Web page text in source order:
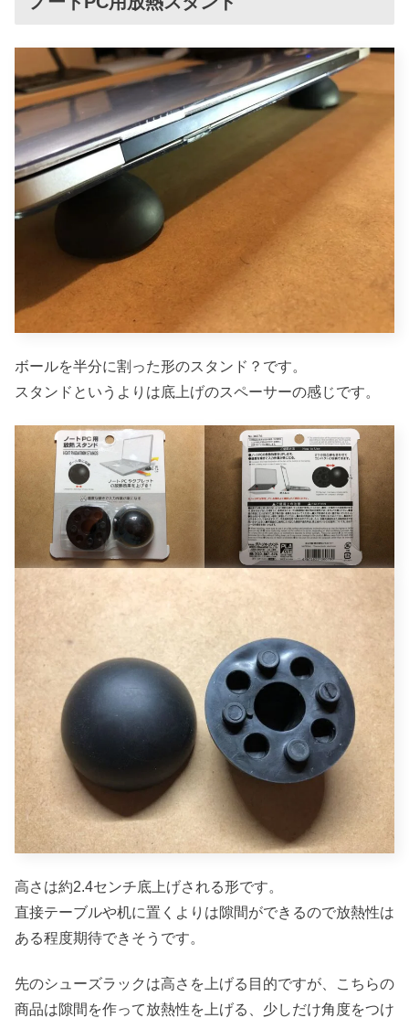
ボールを半分に割った形のスタンド？です。
スタンドというよりは底上げのスペーサーの感じです。
高さは約2.4センチ底上げされる形です。
直接テーブルや机に置くよりは隙間ができるので放熱性は
ある程度期待できそうです。
先のシューズラックは高さを上げる目的ですが、こちらの
商品は隙間を作って放熱性を上げる、少しだけ角度をつけ